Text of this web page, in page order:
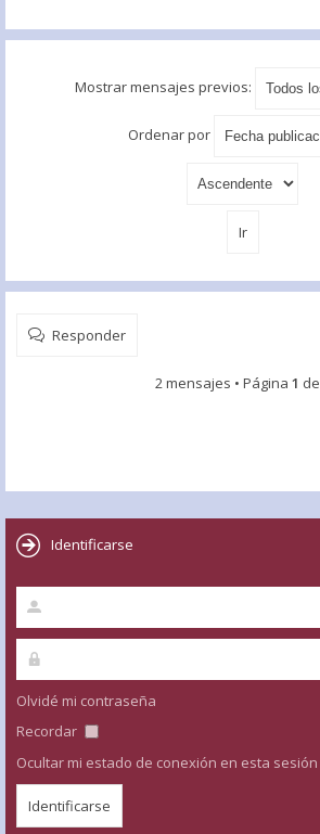
Mostrar mensajes previos:
Ordenar por
Responder
2 mensajes • Página 1 de
Identificarse
Olvidé mi contraseña
Recordar
Ocultar mi estado de conexión en esta sesión